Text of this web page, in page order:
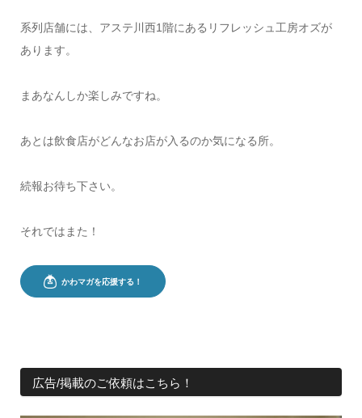
系列店舗には、アステ川西1階にあるリフレッシュ工房オズが
あります。
まあなんしか楽しみですね。
あとは飲食店がどんなお店が入るのか気になる所。
続報お待ち下さい。
それではまた！
広告/掲載のご依頼はこちら！